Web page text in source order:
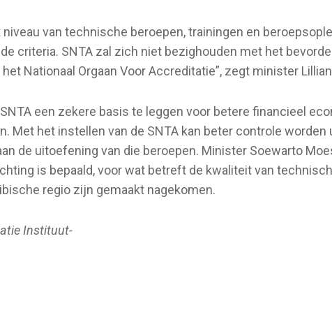
niveau van technische beroepen, trainingen en
criteria. SNTA zal zich niet bezighouden met het
Nationaal Orgaan Voor Accreditatie”, zegt minister
een zekere basis te leggen voor betere financieel
Met het instellen van de SNTA kan beter controle worden
de uitoefening van die beroepen. Minister Soewarto
is bepaald, voor wat betreft de kwaliteit van
regio zijn gemaakt nagekomen.
Instituut-